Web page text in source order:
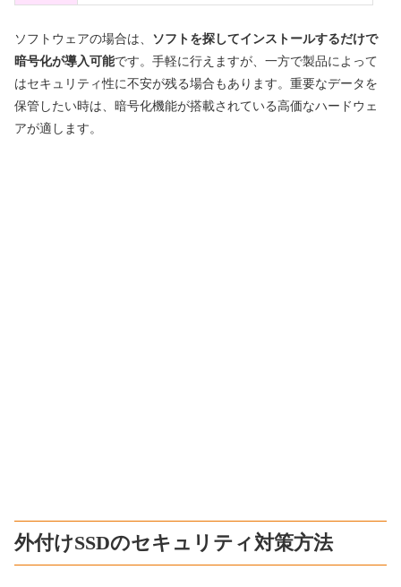
ソフトウェアの場合は、
ソフトを探してインストールするだけで
暗号化が導入可能です。手軽に行えますが、一方で製品によって
はセキュリティ性に不安が残る場合もあります。重要なデータを
保管したい時は、暗号化機能が搭載されている高価なハードウェ
アが適します。
外付けSSDのセキュリティ対策方法